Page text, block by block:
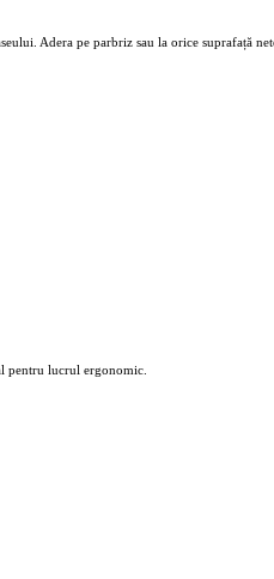
Adera pe parbriz sau la orice suprafață
pentru lucrul ergonomic.